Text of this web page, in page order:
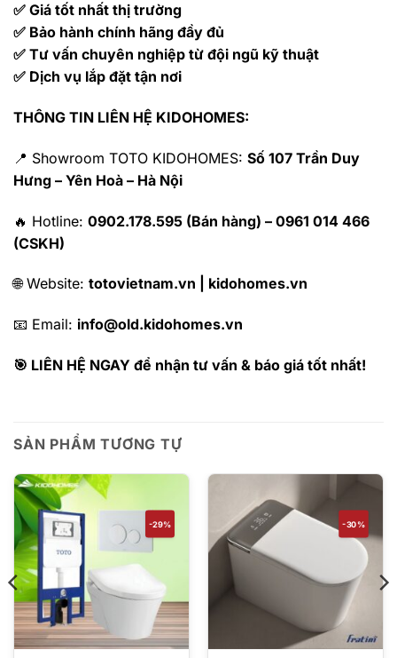
✅ Giá tốt nhất thị trường
✅ Bảo hành chính hãng đầy đủ
✅ Tư vấn chuyên nghiệp từ đội ngũ kỹ thuật
✅ Dịch vụ lắp đặt tận nơi
THÔNG TIN LIÊN HỆ KIDOHOMES:
📍 Showroom TOTO KIDOHOMES: Số 107 Trần Duy
Hưng – Yên Hoà – Hà Nội
🔥 Hotline: 0902.178.595 (Bán hàng) – 0961 014 466
(CSKH)
🌐 Website: totovietnam.vn | kidohomes.vn
📧 Email: info@old.kidohomes.vn
🎯 LIÊN HỆ NGAY để nhận tư vấn & báo giá tốt nhất!
SẢN PHẨM TƯƠNG TỰ
-29% -30%